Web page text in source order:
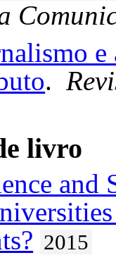
.
livro
and
2015